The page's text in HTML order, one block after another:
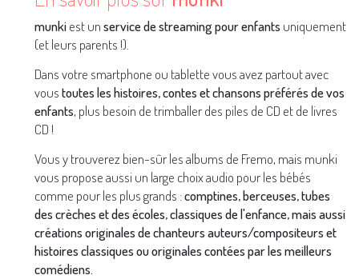
munkiest unservice de streaming pour enfants uniquement
(et leurs parents !).
Dans votre smartphone ou tablette vous avez partout avec
voustoutes les histoires, contes et chansons préférés de vos
enfants, plus besoin de trimballer des piles de CD et de livres
CD !
Vous y trouverez bien-sûr les albums de Fremo, mais munki
vous propose aussi un large choix audio pour les bébés
comme pour les plus grands :comptines, berceuses, tubes
des crèches et des écoles, classiques de l'enfance, mais aussi
créations originales de chanteurs auteurs/compositeurs et
histoires classiques ou originales contées par les meilleurs
comédiens.